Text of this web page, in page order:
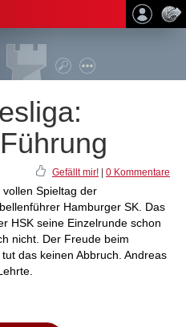
Gefällt mir! 0 Kommentare
Spieltag der
Hamburger SK. Das
HSK seine Einzelrunde schon
nicht. Der Freude beim
das keinen Abbruch. Andreas